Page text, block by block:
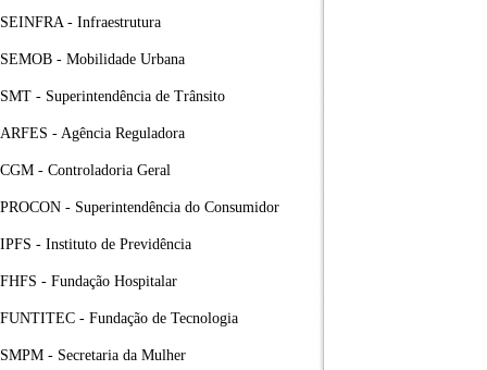
SEINFRA - Infraestrutura
SEMOB - Mobilidade Urbana
SMT - Superintendência de Trânsito
ARFES - Agência Reguladora
CGM - Controladoria Geral
PROCON - Superintendência do Consumidor
IPFS - Instituto de Previdência
FHFS - Fundação Hospitalar
FUNTITEC - Fundação de Tecnologia
SMPM - Secretaria da Mulher